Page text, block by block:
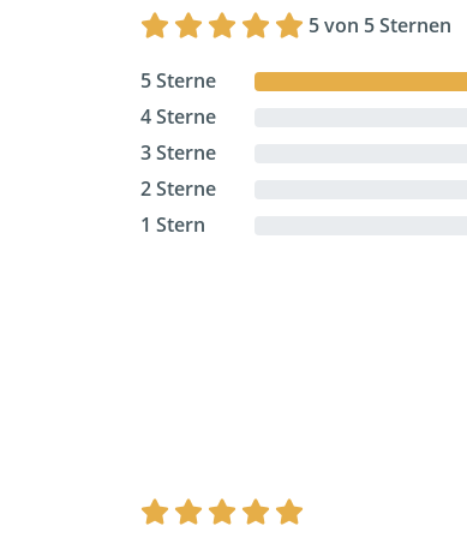
5 von 5 Sternen
5 Sterne
4 Sterne
3 Sterne
2 Sterne
1 Stern